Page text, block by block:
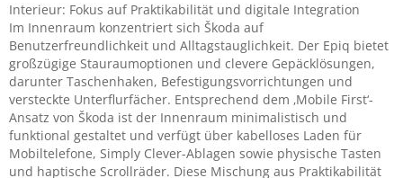
Interieur: Fokus auf Praktikabilität und digitale Integration
Im Innenraum konzentriert sich Škoda auf
Benutzerfreundlichkeit und Alltagstauglichkeit. Der Epiq bietet
großzügige Stauraumoptionen und clevere Gepäcklösungen,
darunter Taschenhaken, Befestigungsvorrichtungen und
versteckte Unterflurfächer. Entsprechend dem ‚Mobile First‘-
Ansatz von Škoda ist der Innenraum minimalistisch und
funktional gestaltet und verfügt über kabelloses Laden für
Mobiltelefone, Simply Clever-Ablagen sowie physische Tasten
und haptische Scrollräder. Diese Mischung aus Praktikabilität